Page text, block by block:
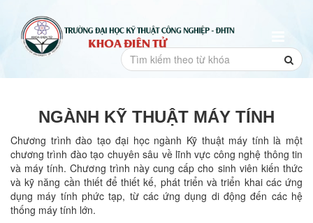
NGÀNH KỸ THUẬT MÁY TÍNH
Chương trình đào tạo đại học ngành Kỹ thuật máy tính là một
chương trình đào tạo chuyên sâu về lĩnh vực công nghệ thông tin
và máy tính. Chương trình này cung cấp cho sinh viên kiến thức
và kỹ năng cần thiết để thiết kế, phát triển và triển khai các ứng
dụng máy tính phức tạp, từ các ứng dụng di động đến các hệ
thống máy tính lớn.